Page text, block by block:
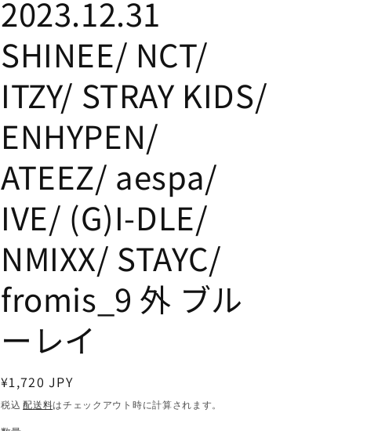
2023.12.31
SHINEE/ NCT/
ITZY/ STRAY KIDS/
ENHYPEN/
ATEEZ/ aespa/
IVE/ (G)I-DLE/
NMIXX/ STAYC/
fromis_9 外 ブル
ーレイ
通
常
価
¥1,720 JPY
税込配送料はチェックアウト時に計算されます。